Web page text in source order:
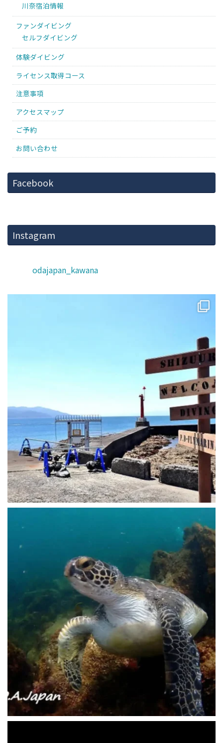
川奈宿泊情報
ファンダイビング
セルフダイビング
体験ダイビング
ライセンス取得コース
注意事項
アクセスマップ
ご予約
お問い合わせ
Facebook
Instagram
odajapan_kawana